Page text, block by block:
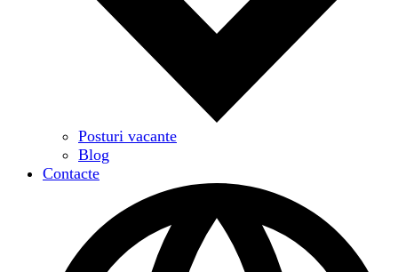
Posturi vacante
Blog
Contacte